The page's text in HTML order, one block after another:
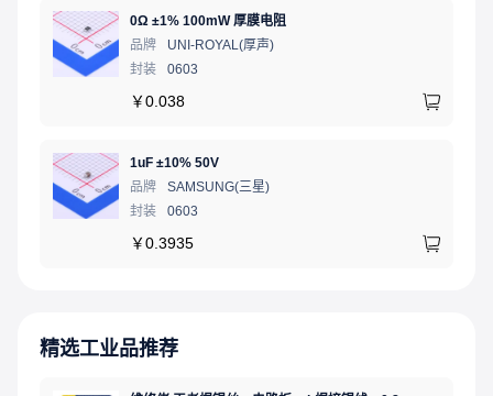
0Ω ±1% 100mW 厚膜电阻
品牌
UNI-ROYAL(厚声)
封装
0603
￥0.038
1uF ±10% 50V
品牌
SAMSUNG(三星)
封装
0603
￥0.3935
精选工业品推荐